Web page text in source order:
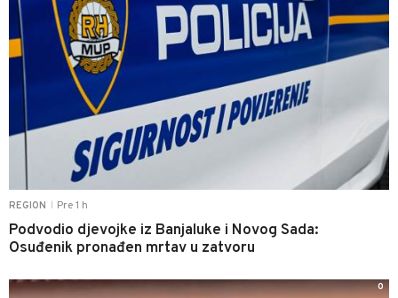
REGION Pre 1 h
Podvodio djevojke iz Banjaluke i Novog Sada:
Osuđenik pronađen mrtav u zatvoru
0